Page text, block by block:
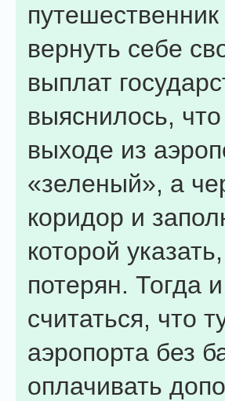
путешественник
вернуть себе
выплат
выяснилось,
выходе из
«зеленый», а
коридор и
которой
потерян. Тогда
считаться, что
аэропорта без
оплачивать